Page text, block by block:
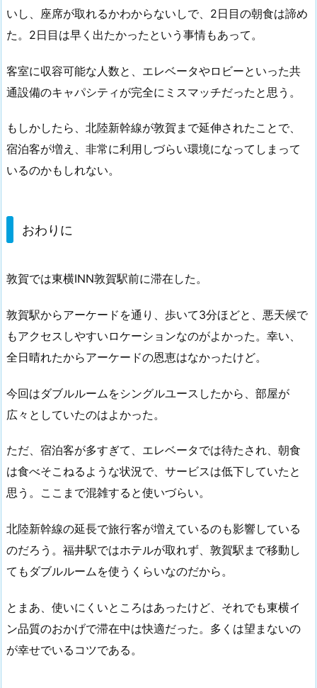
いし、座席が取れるかわからないしで、2日目の朝食は諦め
た。2日目は早く出たかったという事情もあって。
客室に収容可能な人数と、エレベータやロビーといった共
通設備のキャパシティが完全にミスマッチだったと思う。
もしかしたら、北陸新幹線が敦賀まで延伸されたことで、
宿泊客が増え、非常に利用しづらい環境になってしまって
いるのかもしれない。
おわりに
敦賀では東横INN敦賀駅前に滞在した。
敦賀駅からアーケードを通り、歩いて3分ほどと、悪天候で
もアクセスしやすいロケーションなのがよかった。幸い、
全日晴れたからアーケードの恩恵はなかったけど。
今回はダブルルームをシングルユースしたから、部屋が
広々としていたのはよかった。
ただ、宿泊客が多すぎて、エレベータでは待たされ、朝食
は食べそこねるような状況で、サービスは低下していたと
思う。ここまで混雑すると使いづらい。
北陸新幹線の延長で旅行客が増えているのも影響している
のだろう。福井駅ではホテルが取れず、敦賀駅まで移動し
てもダブルルームを使うくらいなのだから。
とまあ、使いにくいところはあったけど、それでも東横イ
ン品質のおかげで滞在中は快適だった。多くは望まないの
が幸せでいるコツである。